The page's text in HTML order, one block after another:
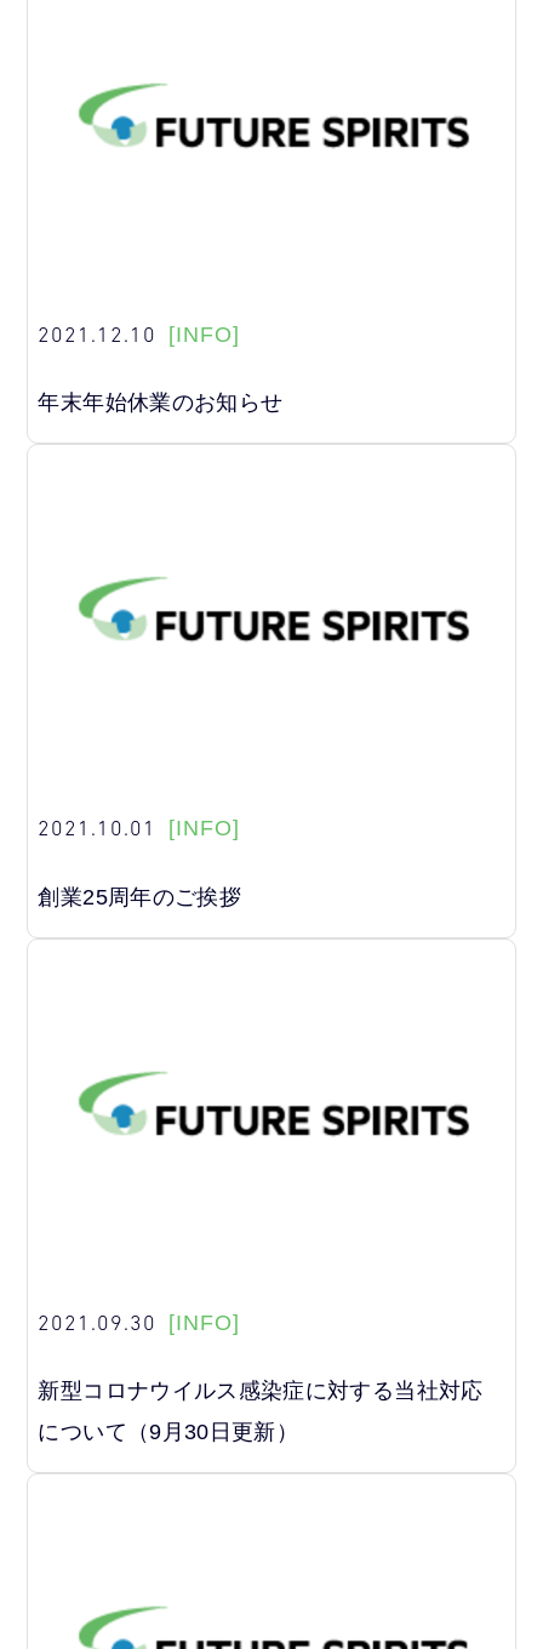
2021.12.10 [INFO]
年末年始休業のお知らせ
2021.10.01 [INFO]
創業25周年のご挨拶
2021.09.30 [INFO]
新型コロナウイルス感染症に対する当社対応
について（9月30日更新）